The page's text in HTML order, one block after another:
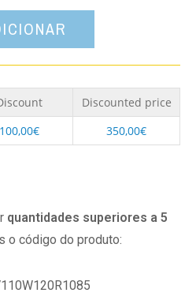
Discounted price
100,00€ 350,00€
quantidades superiores a 5
o código do produto: